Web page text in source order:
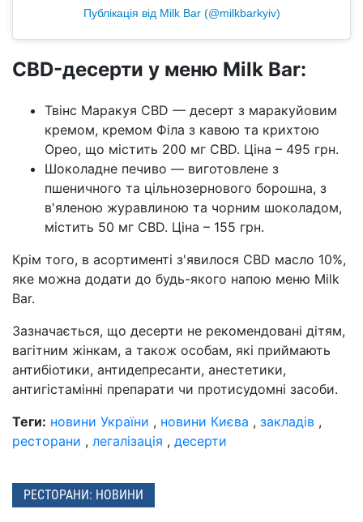
Публікація від Milk Bar (@milkbarkyiv)
CBD-десерти у меню Milk Bar:
Твінс Маракуя CBD — десерт з маракуйовим
кремом, кремом Філа з кавою та крихтою
Орео, що містить 200 мг CBD. Ціна – 495 грн.
Шоколадне печиво — виготовлене з
пшеничного та цільнозернового борошна, з
в'яленою журавлиною та чорним шоколадом,
містить 50 мг CBD. Ціна – 155 грн.
Крім того, в асортименті з'явилося CBD масло 10%,
яке можна додати до будь-якого напою меню Milk
Bar.
Зазначається, що десерти не рекомендовані дітям,
вагітним жінкам, а також особам, які приймають
антибіотики, антидепресанти, анестетики,
антигістамінні препарати чи протисудомні засоби.
Теги: новини України , новини Києва , закладів ,
ресторани , легалізація , десерти
РЕСТОРАНИ: НОВИНИ